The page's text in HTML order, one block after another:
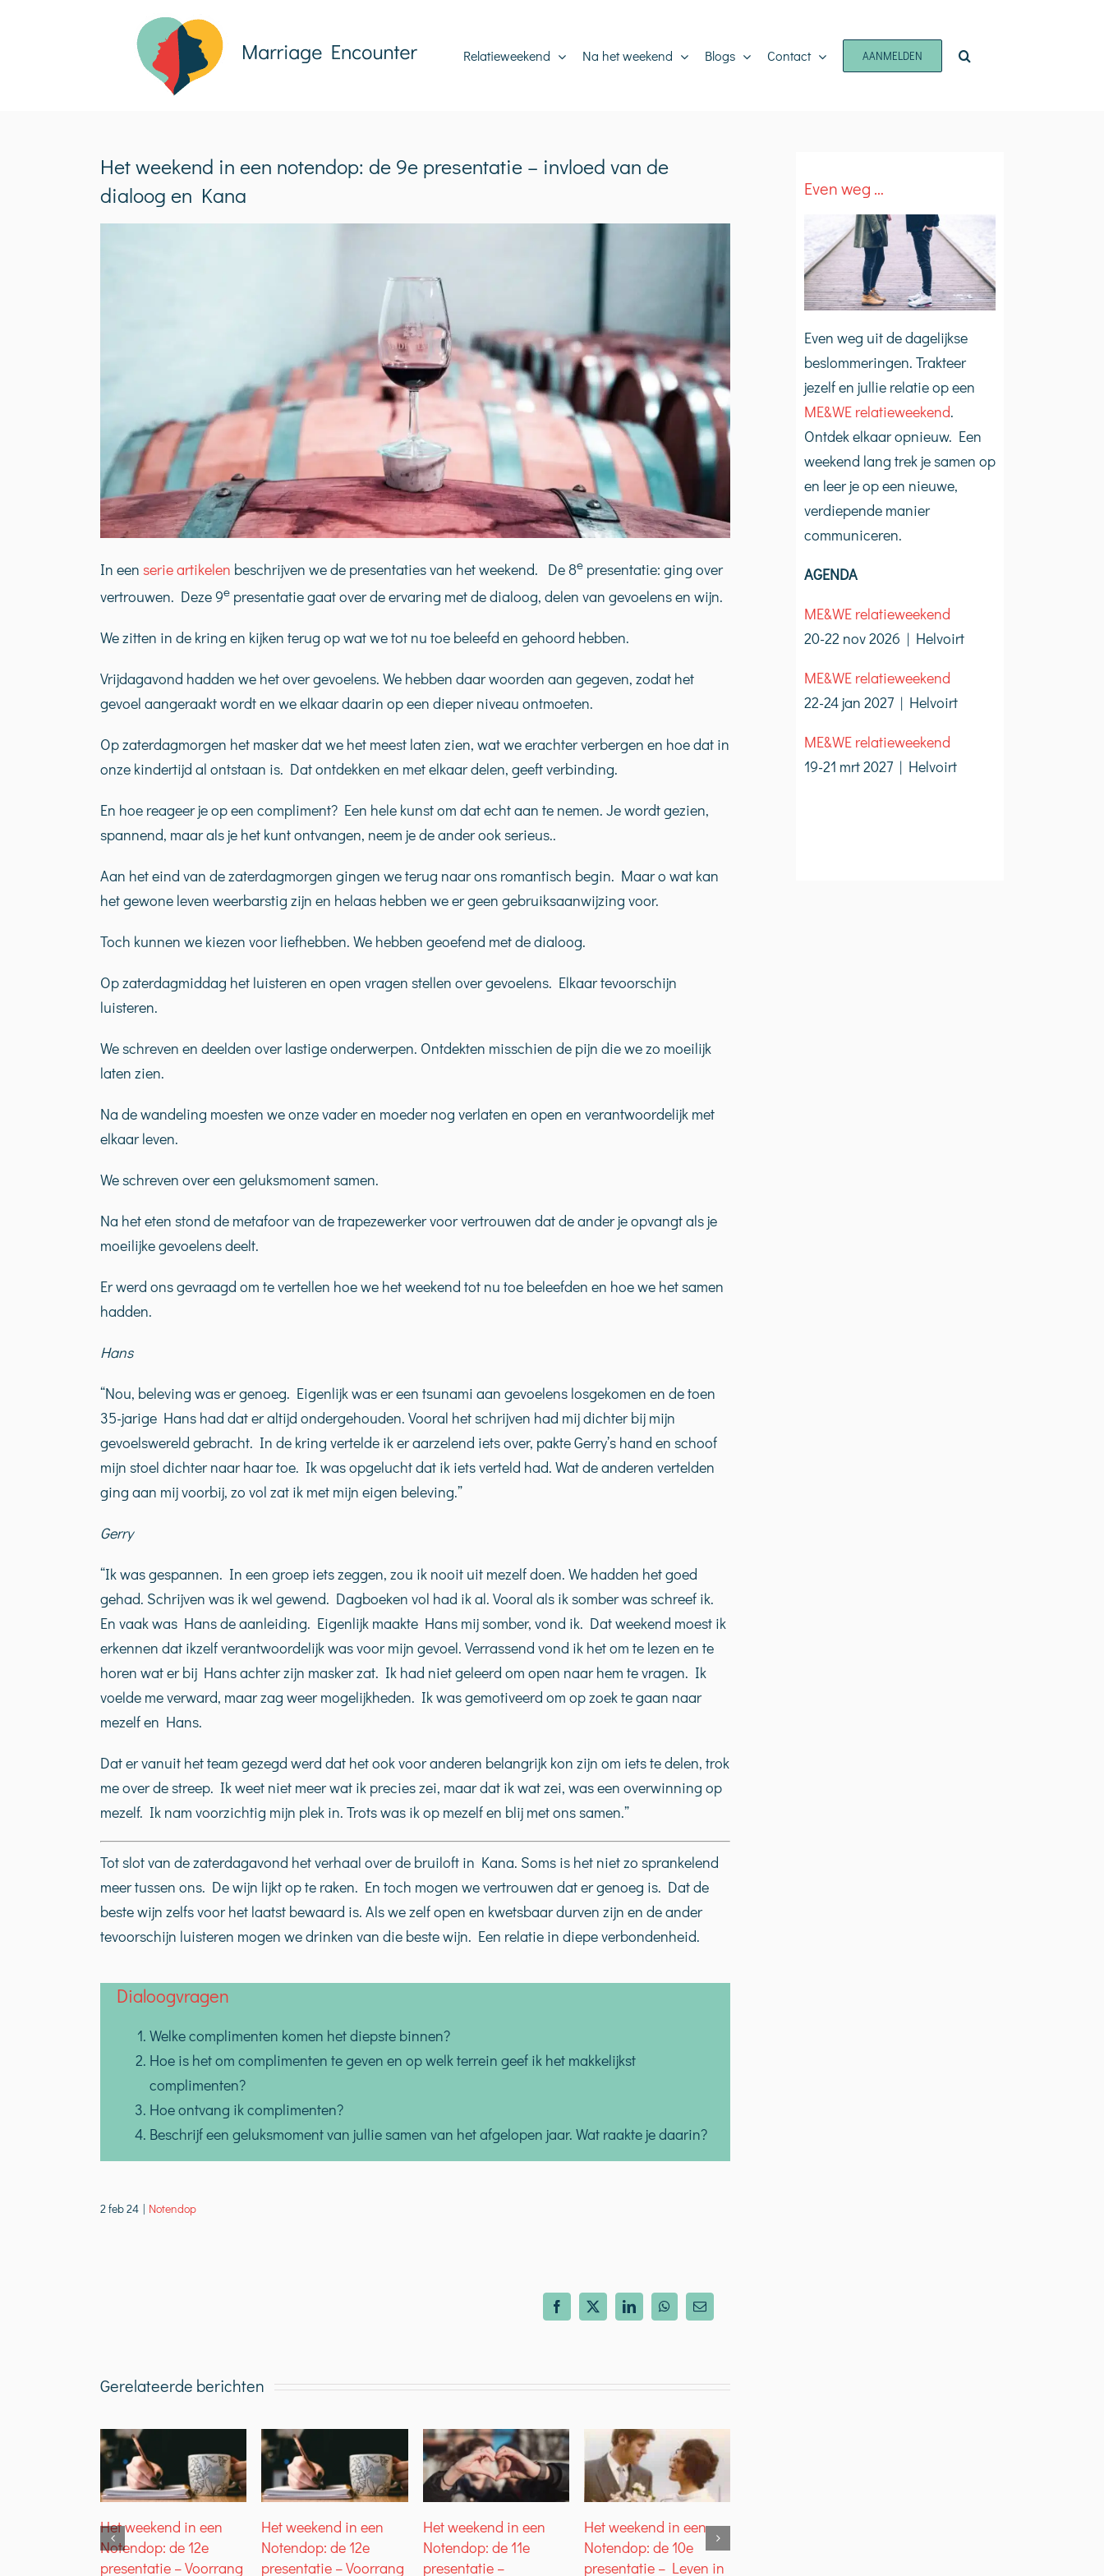
Relatieweekend Na het weekend Blogs Contact AANMELDEN
Het weekend in een notendop: de 9e presentatie – invloed van de
dialoog en Kana
In een serie artikelen beschrijven we de presentaties van het weekend. De 8e presentatie: ging over
vertrouwen. Deze 9e presentatie gaat over de ervaring met de dialoog, delen van gevoelens en wijn.
We zitten in de kring en kijken terug op wat we tot nu toe beleefd en gehoord hebben.
Vrijdagavond hadden we het over gevoelens. We hebben daar woorden aan gegeven, zodat het
gevoel aangeraakt wordt en we elkaar daarin op een dieper niveau ontmoeten.
Op zaterdagmorgen het masker dat we het meest laten zien, wat we erachter verbergen en hoe dat in
onze kindertijd al ontstaan is. Dat ontdekken en met elkaar delen, geeft verbinding.
En hoe reageer je op een compliment? Een hele kunst om dat echt aan te nemen. Je wordt gezien,
spannend, maar als je het kunt ontvangen, neem je de ander ook serieus..
Aan het eind van de zaterdagmorgen gingen we terug naar ons romantisch begin. Maar o wat kan
het gewone leven weerbarstig zijn en helaas hebben we er geen gebruiksaanwijzing voor.
Toch kunnen we kiezen voor liefhebben. We hebben geoefend met de dialoog.
Op zaterdagmiddag het luisteren en open vragen stellen over gevoelens. Elkaar tevoorschijn
luisteren.
We schreven en deelden over lastige onderwerpen. Ontdekten misschien de pijn die we zo moeilijk
laten zien.
Na de wandeling moesten we onze vader en moeder nog verlaten en open en verantwoordelijk met
elkaar leven.
We schreven over een geluksmoment samen.
Na het eten stond de metafoor van de trapezewerker voor vertrouwen dat de ander je opvangt als je
moeilijke gevoelens deelt.
Er werd ons gevraagd om te vertellen hoe we het weekend tot nu toe beleefden en hoe we het samen
hadden.
Hans
“Nou, beleving was er genoeg. Eigenlijk was er een tsunami aan gevoelens losgekomen en de toen
35-jarige Hans had dat er altijd ondergehouden. Vooral het schrijven had mij dichter bij mijn
gevoelswereld gebracht. In de kring vertelde ik er aarzelend iets over, pakte Gerry’s hand en schoof
mijn stoel dichter naar haar toe. Ik was opgelucht dat ik iets verteld had. Wat de anderen vertelden
ging aan mij voorbij, zo vol zat ik met mijn eigen beleving.”
Gerry
“Ik was gespannen. In een groep iets zeggen, zou ik nooit uit mezelf doen. We hadden het goed
gehad. Schrijven was ik wel gewend. Dagboeken vol had ik al. Vooral als ik somber was schreef ik.
En vaak was Hans de aanleiding. Eigenlijk maakte Hans mij somber, vond ik. Dat weekend moest ik
erkennen dat ikzelf verantwoordelijk was voor mijn gevoel. Verrassend vond ik het om te lezen en te
horen wat er bij Hans achter zijn masker zat. Ik had niet geleerd om open naar hem te vragen. Ik
voelde me verward, maar zag weer mogelijkheden. Ik was gemotiveerd om op zoek te gaan naar
mezelf en Hans.
Dat er vanuit het team gezegd werd dat het ook voor anderen belangrijk kon zijn om iets te delen, trok
me over de streep. Ik weet niet meer wat ik precies zei, maar dat ik wat zei, was een overwinning op
mezelf. Ik nam voorzichtig mijn plek in. Trots was ik op mezelf en blij met ons samen.”
Tot slot van de zaterdagavond het verhaal over de bruiloft in Kana. Soms is het niet zo sprankelend
meer tussen ons. De wijn lijkt op te raken. En toch mogen we vertrouwen dat er genoeg is. Dat de
beste wijn zelfs voor het laatst bewaard is. Als we zelf open en kwetsbaar durven zijn en de ander
tevoorschijn luisteren mogen we drinken van die beste wijn. Een relatie in diepe verbondenheid.
Dialoogvragen
Welke complimenten komen het diepste binnen?
Hoe is het om complimenten te geven en op welk terrein geef ik het makkelijkst
complimenten?
Hoe ontvang ik complimenten?
Beschrijf een geluksmoment van jullie samen van het afgelopen jaar. Wat raakte je daarin?
2 feb 24 | Notendop
Facebook
X LinkedInWhatsApp
E-
mail
Gerelateerde berichten
Het weekend in een
Notendop: de 12e
presentatie – Voorrang
Het weekend in een
Notendop: de 12e
presentatie – Voorrang
Het weekend in een
Notendop: de 11e
presentatie –
Het weekend in een
Notendop: de 10e
presentatie – Leven in
Even weg …
Even weg uit de dagelijkse
beslommeringen. Trakteer
jezelf en jullie relatie op een
ME&WE relatieweekend.
Ontdek elkaar opnieuw. Een
weekend lang trek je samen op
en leer je op een nieuwe,
verdiepende manier
communiceren.
AGENDA
ME&WE relatieweekend
20-22 nov 2026 | Helvoirt
ME&WE relatieweekend
22-24 jan 2027 | Helvoirt
ME&WE relatieweekend
19-21 mrt 2027 | Helvoirt